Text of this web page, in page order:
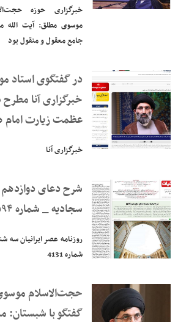
خبرگزاری حوزه حجت‌الاسلام والمسلمین
موسوی مطلق: آیت‌ الله میرزا یحیی مدرس
در گفتگوی استاد موسوی مطلق با
خبرگزاری آنا مطرح شد: راز
عظمت زیارت امام هشتم
خبرگزاری آنا
شرح دعای دوازدهم صحیفه
سجادیه _ شماره ۵۹۴ جلسه ۱۱
روزنامه عصر ایرانیان سه شنبه 22 خرداد 1403
شماره 4131
حجت‌الاسلام موسوی‌مطلق در
گفتگو با شبستان: مساجد و